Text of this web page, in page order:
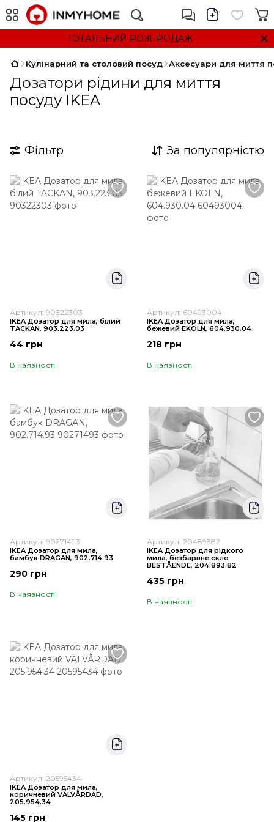
ТОТАЛЬНИЙ РОЗПРОДАЖ
Кулінарний та столовий посуд Аксесуари для миття
Дозатори рідини для миття
посуду IKEA
Фільтр За популярністю
Артикул: 90322303
IKEA Дозатор для мила, білий
TACKAN, 903.223.03
44 грн
В наявності
Артикул: 60493004
IKEA Дозатор для мила,
бежевий EKOLN, 604.930.04
218 грн
В наявності
Артикул: 90271493
IKEA Дозатор для мила,
бамбук DRAGAN, 902.714.93
290 грн
В наявності
Артикул: 20489382
IKEA Дозатор для рідкого
мила, безбарвне скло
BESTÅENDE, 204.893.82
435 грн
В наявності
Артикул: 20595434
IKEA Дозатор для мила,
коричневий VÄLVÅRDAD,
205.954.34
145 грн